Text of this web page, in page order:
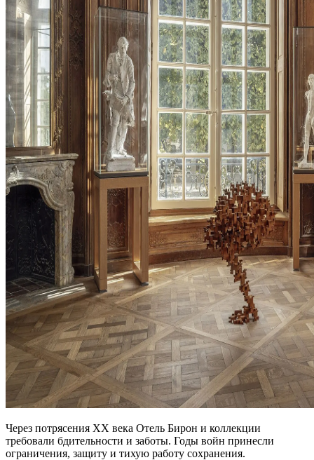
Через потрясения XX века Отель Бирон и коллекции
требовали бдительности и заботы. Годы войн принесли
ограничения, защиту и тихую работу сохранения.